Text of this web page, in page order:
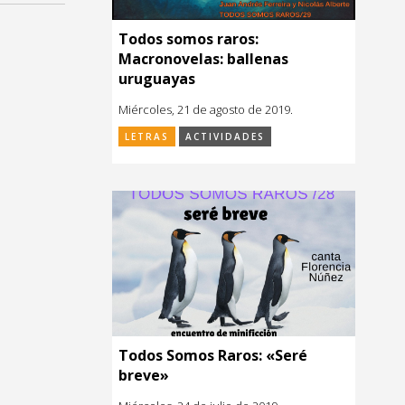
Todos somos raros:
Macronovelas: ballenas
uruguayas
Miércoles, 21 de agosto de 2019.
LETRAS ACTIVIDADES
Todos Somos Raros: «Seré
breve»